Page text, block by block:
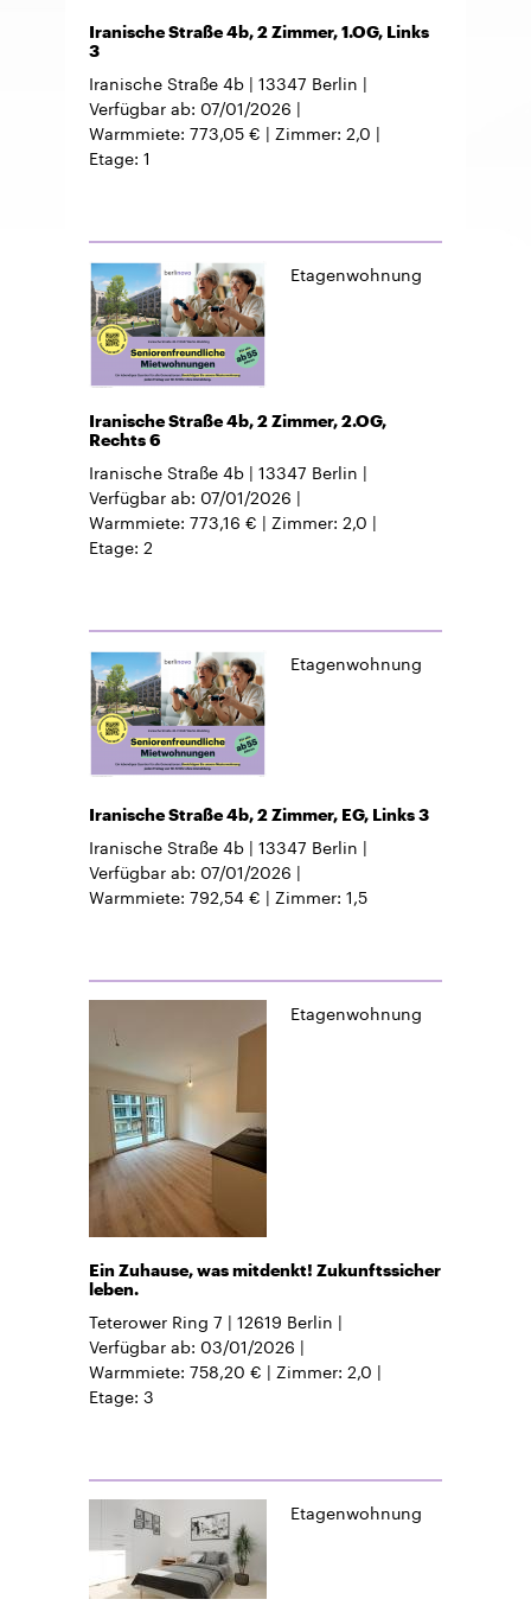
Iranische Straße 4b, 2 Zimmer, 1.OG, Links
3
Iranische Straße 4b 13347 Berlin
Verfügbar ab 07/01/2026
Warmmiete 773,05 € Zimmer 2,0
Etage 1
Etagenwohnung
Iranische Straße 4b, 2 Zimmer, 2.OG,
Rechts 6
Iranische Straße 4b 13347 Berlin
Verfügbar ab 07/01/2026
Warmmiete 773,16 € Zimmer 2,0
Etage 2
Etagenwohnung
Iranische Straße 4b, 2 Zimmer, EG, Links 3
Iranische Straße 4b 13347 Berlin
Verfügbar ab 07/01/2026
Warmmiete 792,54 € Zimmer 1,5
Etagenwohnung
Ein Zuhause, was mitdenkt! Zukunftssicher
leben.
Teterower Ring 7 12619 Berlin
Verfügbar ab 03/01/2026
Warmmiete 758,20 € Zimmer 2,0
Etage 3
Etagenwohnung